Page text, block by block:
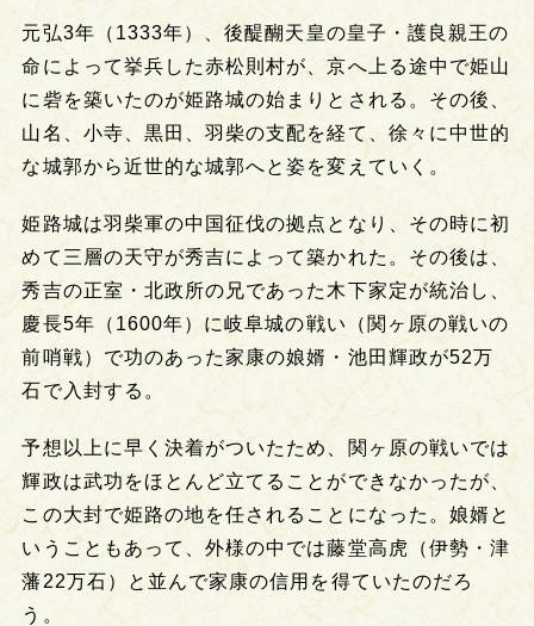
元弘3年（1333年）、後醍醐天皇の皇子・護良親王の
命によって挙兵した赤松則村が、京へ上る途中で姫山
に砦を築いたのが姫路城の始まりとされる。その後、
山名、小寺、黒田、羽柴の支配を経て、徐々に中世的
な城郭から近世的な城郭へと姿を変えていく。
姫路城は羽柴軍の中国征伐の拠点となり、その時に初
めて三層の天守が秀吉によって築かれた。その後は、
秀吉の正室・北政所の兄であった木下家定が統治し、
慶長5年（1600年）に岐阜城の戦い（関ヶ原の戦いの
前哨戦）で功のあった家康の娘婿・池田輝政が52万
石で入封する。
予想以上に早く決着がついたため、関ヶ原の戦いでは
輝政は武功をほとんど立てることができなかったが、
この大封で姫路の地を任されることになった。娘婿と
いうこともあって、外様の中では藤堂高虎（伊勢・津
藩22万石）と並んで家康の信用を得ていたのだろ
う。